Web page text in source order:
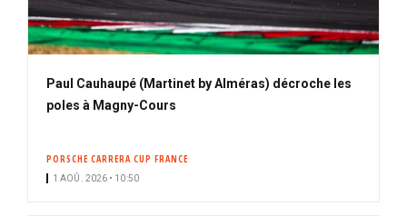
Paul Cauhaupé (Martinet by Alméras) décroche les
poles à Magny-Cours
PORSCHE CARRERA CUP FRANCE
1 AOÛ. 2026 • 10:50